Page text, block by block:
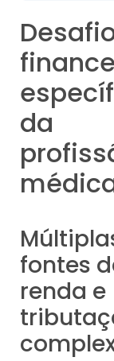
da
fontes
renda e